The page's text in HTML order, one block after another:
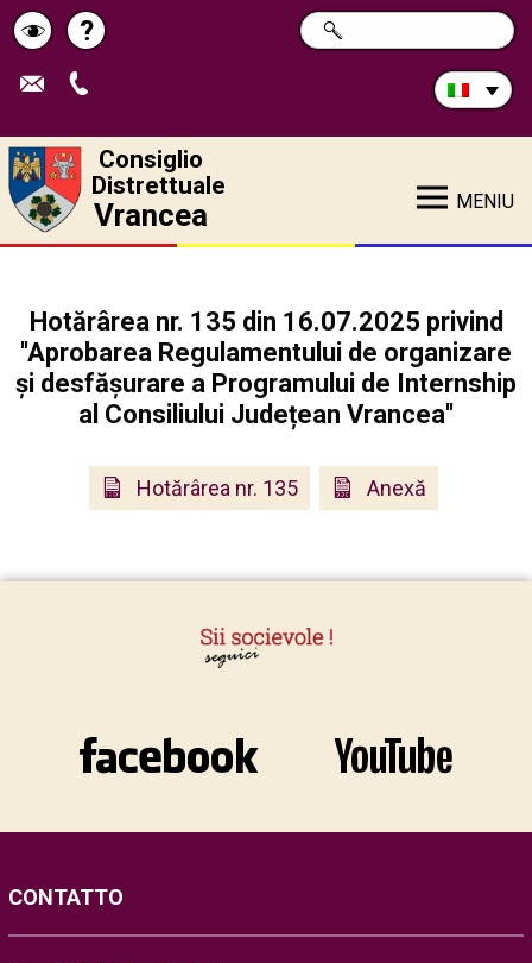
Schimbă
contrastul
Pagina
de
?
Cerca
nel
RICERCA
Consiglio
Distrettuale
Vrancea MENIU
Hotărârea nr. 135 din 16.07.2025 privind
''Aprobarea Regulamentului de organizare
și desfășurare a Programului de Internship
al Consiliului Județean Vrancea''
Hotărârea nr. 135 Anexă
CONTATTO